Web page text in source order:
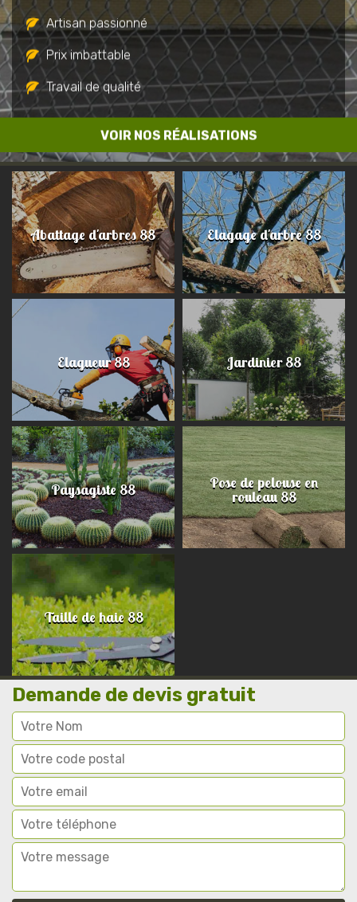
VOIR NOS RÉALISATIONS
Artisan passionné
Prix imbattable
Travail de qualité
Abattage d'arbres 88 Elagage d'arbre 88
Elagueur 88 Jardinier 88
Paysagiste 88 Pose de pelouse en
rouleau 88
Taille de haie 88
Demande de devis gratuit